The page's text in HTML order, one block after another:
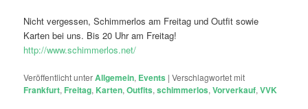
Nicht vergessen, Schimmerlos am Freitag und Outfit sowie
Karten bei uns. Bis 20 Uhr am Freitag!
http://www.schimmerlos.net/
Veröffentlicht unterAllgemein, Events |Verschlagwortet mit
Frankfurt, Freitag, Karten,Outfits,schimmerlos,Vorverkauf,VVK